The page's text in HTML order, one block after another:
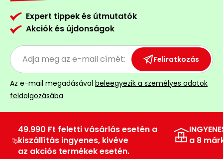
Expert tippek és útmutatók
Akciók és újdonságok
Feliratkozás
Az e-mail megadásával beleegyezik a személyes adatok
feldolgozásába
49.990 Ft feletti vásárlás esetén a
kiszállítás ingyenes, kivéve
az akciós termékek esetén.
a 8